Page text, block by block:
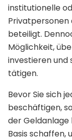
institutionelle
Privatpersonen
beteiligt.
Möglichkeit,
investieren und
tätigen.
Bevor Sie sich
beschäftigen,
der Geldanlage
Basis schaffen,